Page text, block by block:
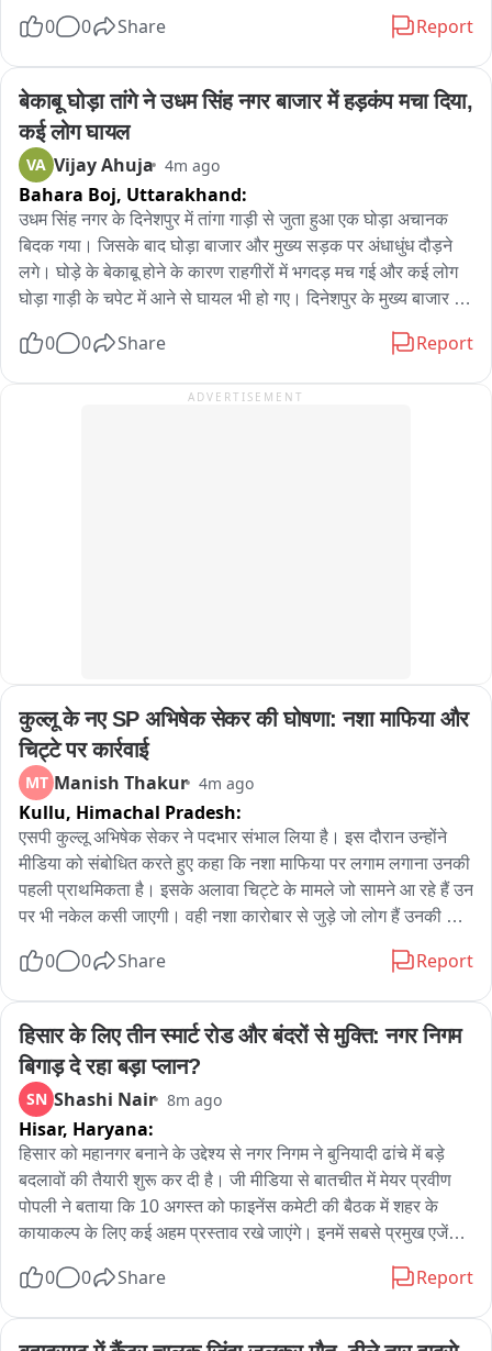
0 0 Share Report
बेकाबू घोड़ा तांगे ने उधम सिंह नगर बाजार में हड़कंप मचा दिया,
कई लोग घायल
VA Vijay Ahuja 4m ago
Bahara Boj, Uttarakhand:
उधम सिंह नगर के दिनेशपुर में तांगा गाड़ी से जुता हुआ एक घोड़ा अचानक
बिदक गया। जिसके बाद घोड़ा बाजार और मुख्य सड़क पर अंधाधुंध दौड़ने
लगे। घोड़े के बेकाबू होने के कारण राहगीरों में भगदड़ मच गई और कई लोग
घोड़ा गाड़ी के चपेट में आने से घायल भी हो गए। दिनेशपुर के मुख्य बाजार का
तांगा लेकर जाता दिखाई दे रहा है कि अचानक तांगा से जुता घोड़ा बिदक गया
लगा। घोड़े को बेकाबू भागते देखकर बाजार में भगदड़ मच गई। कई राहगीर में
0 0 Share Report
ADVERTISEMENT
कुल्लू के नए SP अभिषेक सेकर की घोषणा: नशा माफिया और
चिट्टे पर कार्रवाई
MT Manish Thakur 4m ago
Kullu, Himachal Pradesh:
एसपी कुल्लू अभिषेक सेकर ने पदभार संभाल लिया है। इस दौरान उन्होंने
मीडिया को संबोधित करते हुए कहा कि नशा माफिया पर लगाम लगाना उनकी
पहली प्राथमिकता है। इसके अलावा चिट्टे के मामले जो सामने आ रहे हैं उन
पर भी नकेल कसी जाएगी। वही नशा कारोबार से जुड़े जो लोग हैं उनकी
उन्होंने कहा कि अधिक मात्रा में कुल्लू घूमने के लिए पर्यटक भी पहुंचते है।
में कदम उठाए जाएंगे। एसपी कुल्लू अभिषेक सेकर ने आज अपना पदभार
संभाल लिया है इस दौरान उन्होंने अपनी प्राथमिकताओं को भी मीडिया के
सामने रखा उन्होंने जानकारी देते हुए बताया कि कुल्लू जिला में नशा माफिया
जैसे तत्वों पर कार्यवाही की जाएगी और जिला को भ्रष्टाचार मुक्त रखने के
लिए प्रयास किया जाएगा।
0 0 Share Report
हिसार के लिए तीन स्मार्ट रोड और बंदरों से मुक्ति: नगर निगम
बिगाड़ दे रहा बड़ा प्लान?
SN Shashi Nair 8m ago
Hisar, Haryana:
हिसार को महानगर बनाने के उद्देश्य से नगर निगम ने बुनियादी ढांचे में बड़े
बदलावों की तैयारी शुरू कर दी है। जी मीडिया से बातचीत में मेयर प्रवीण
पोपली ने बताया कि 10 अगस्त को फाइनेंस कमेटी की बैठक में शहर के
कायाकल्प के लिए कई अहम प्रस्ताव रखे जाएंगे। इनमें सबसे प्रमुख एजेंडा
व्यवस्था भी सुचारू होगी।
टेंडर जारी कर रहा है। मेयर ने बताया कि सख्त नियमों के कारण पहले कोई
0 0 Share Report